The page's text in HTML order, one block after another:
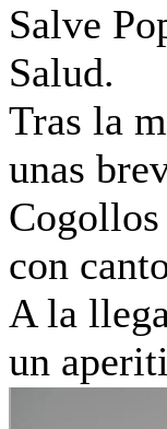
Salve
Salud.
Tras la
unas
con
A la
un